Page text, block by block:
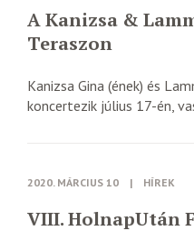
A Kanizsa &
Teraszon
Kanizsa Gina (ének) és
koncertezik július 17-én,
2020. MÁRCIUS 10 | HÍREK
VIII. HolnapUtán